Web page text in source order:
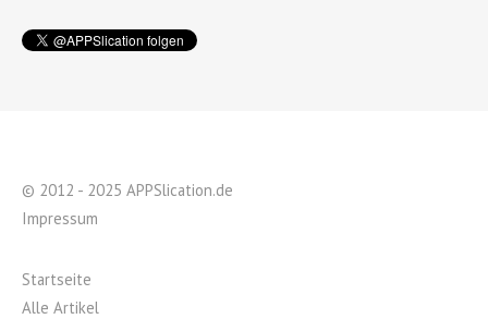
© 2012 - 2025 APPSlication.de
Impressum
Startseite
Alle Artikel